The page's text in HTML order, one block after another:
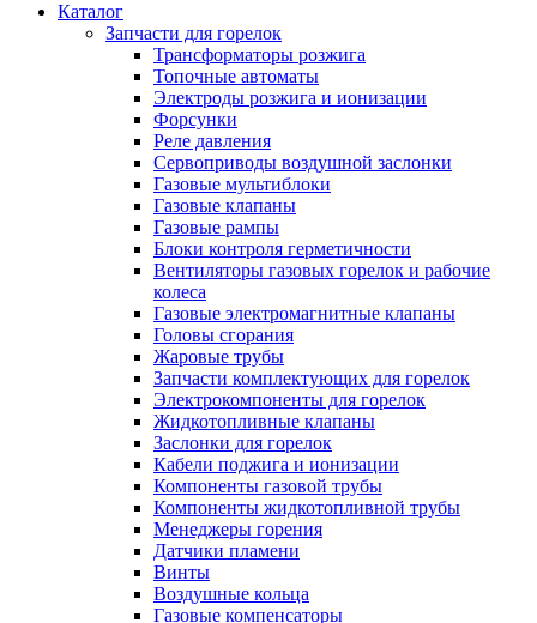
Каталог
Запчасти для горелок
Трансформаторы розжига
Топочные автоматы
Электроды розжига и ионизации
Форсунки
Реле давления
Сервоприводы воздушной заслонки
Газовые мультиблоки
Газовые клапаны
Газовые рампы
Блоки контроля герметичности
Вентиляторы газовых горелок и рабочие
колеса
Газовые электромагнитные клапаны
Головы сгорания
Жаровые трубы
Запчасти комплектующих для горелок
Электрокомпоненты для горелок
Жидкотопливные клапаны
Заслонки для горелок
Кабели поджига и ионизации
Компоненты газовой трубы
Компоненты жидкотопливной трубы
Менеджеры горения
Датчики пламени
Винты
Воздушные кольца
Газовые компенсаторы